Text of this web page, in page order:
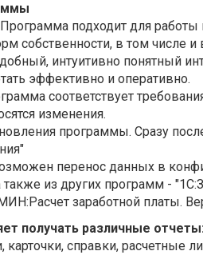
Программа подходит для
собственности, в том числе
интуитивно понятный
эффективно и оперативно.
соответствует
изменения.
программы. Сразу
перенос данных в
также из других программ -
заработной платы.
получать различные
справки, расчетные